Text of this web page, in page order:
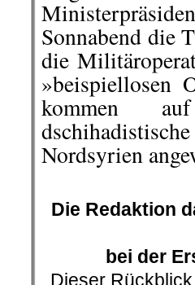
.
└ Schlagwörter:
Arbeiterklasse
das ist gut so!
Belarus stört
Klassenjustiz ,
Gesellschaft,
Soziales ,
Bewegung,